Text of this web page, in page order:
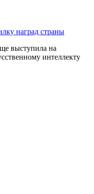
наград страны
выступила на
интеллекту